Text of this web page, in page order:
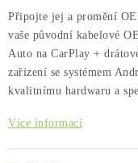
AUTOSTANY
CESTOVNÍ
Připojte jej a promění
vaše původní kabelové
Auto na CarPlay +
zařízení se systémem
kvalitnímu hardwaru a
Více informací